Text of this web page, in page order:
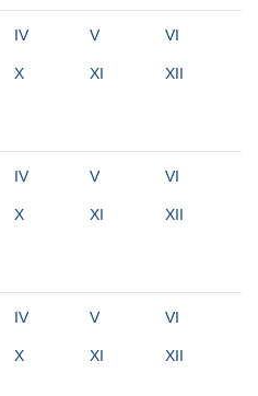
IV V VI
X XI XII
IV V VI
X XI XII
IV V VI
X XI XII